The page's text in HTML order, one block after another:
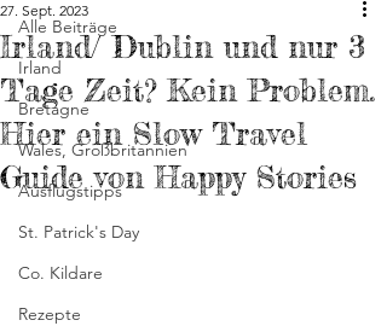
Alle Beiträge
Irland
Bretagne
Wales, Großbritannien
Ausflugstipps
St. Patrick's Day
Co. Kildare
Rezepte
Irland/ Dublin und nur 3
Tage Zeit? Kein Problem.
Hier ein Slow Travel
Guide von Happy Stories
27. Sept. 2023